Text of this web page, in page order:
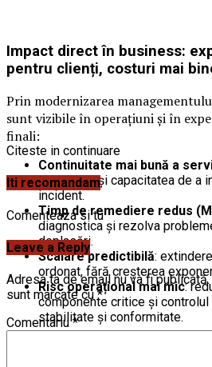
Impact direct în business:
pentru clienți, costuri mai
Prin modernizarea
sunt vizibile în operațiuni și în
finali:
Continuitate mai bună a
întreruperi și capacitatea de a
incident.
Timp de remediere redus
diagnostica și rezolva
deplasări.
Scalare predictibilă:
ordonat, fără creșterea
Risc operațional mai mic:
componente critice și
stabilitate și conformitate.
Citeste in continuare
Iti recomandam
Comenteaza si tu
Leave a Reply
Adresa ta de email nu va fi publicată.
sunt marcate cu*
Comentariu*